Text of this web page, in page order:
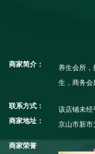
商家简介：
养生会所
生，商务会
联系方式：
该店铺未经
商家地址：
京山市新
商家荣誉